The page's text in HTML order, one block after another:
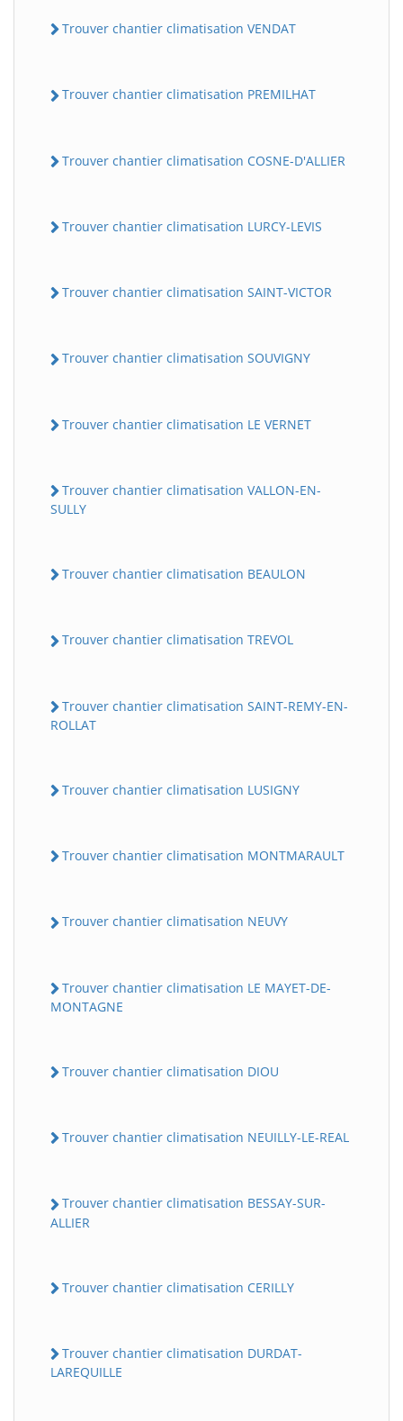
Trouver chantier climatisation VENDAT
Trouver chantier climatisation PREMILHAT
Trouver chantier climatisation COSNE-D'ALLIER
Trouver chantier climatisation LURCY-LEVIS
Trouver chantier climatisation SAINT-VICTOR
Trouver chantier climatisation SOUVIGNY
Trouver chantier climatisation LE VERNET
Trouver chantier climatisation VALLON-EN-
SULLY
Trouver chantier climatisation BEAULON
Trouver chantier climatisation TREVOL
Trouver chantier climatisation SAINT-REMY-EN-
ROLLAT
Trouver chantier climatisation LUSIGNY
Trouver chantier climatisation MONTMARAULT
Trouver chantier climatisation NEUVY
Trouver chantier climatisation LE MAYET-DE-
MONTAGNE
Trouver chantier climatisation DIOU
Trouver chantier climatisation NEUILLY-LE-REAL
Trouver chantier climatisation BESSAY-SUR-
ALLIER
Trouver chantier climatisation CERILLY
Trouver chantier climatisation DURDAT-
LAREQUILLE